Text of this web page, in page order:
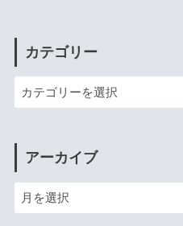
カテゴリー
アーカイブ